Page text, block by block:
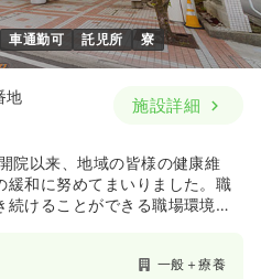
車通勤可 託児所 寮
地
施設詳細
院以来、地域の皆様の健康維
緩和に努めてまいりました。職
けることができる職場環境が
一般＋療養